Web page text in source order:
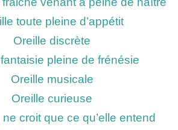
toute pleine d’appétit
Oreille discrète
pleine de frénésie
Oreille musicale
Oreille curieuse
croit que ce qu’elle entend